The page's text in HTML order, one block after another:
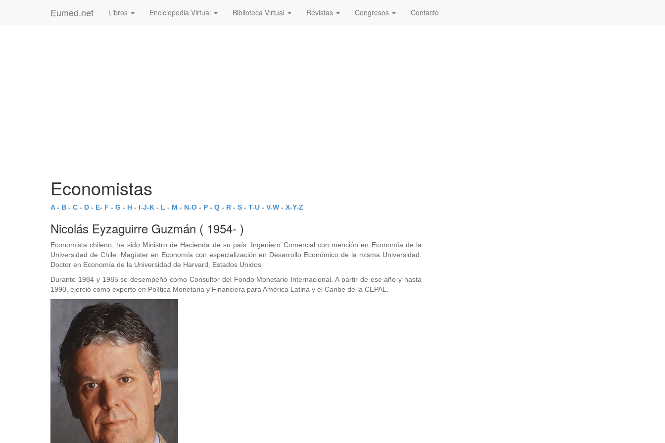
Eumed.net Libros Enciclopedia Virtual Biblioteca Virtual Revistas Congresos Contacto
Economistas
A- B - C - D - E- F - G - H - I-J-K - L - M - N-O - P - Q - R - S - T-U - V-W - X-Y-Z
Nicolás Eyzaguirre Guzmán ( 1954- )
Economista chileno, ha sido Ministro de Hacienda de su país. Ingeniero Comercial con mención en Economía de la
Universidad de Chile. Magíster en Economía con especialización en Desarrollo Económico de la misma Universidad.
Doctor en Economía de la Universidad de Harvard, Estados Unidos.
Durante 1984 y 1985 se desempeñó como Consultor del Fondo Monetario Internacional. A partir de ese año y hasta
1990, ejerció como experto en Política Monetaria y Financiera para América Latina y el Caribe de la CEPAL.